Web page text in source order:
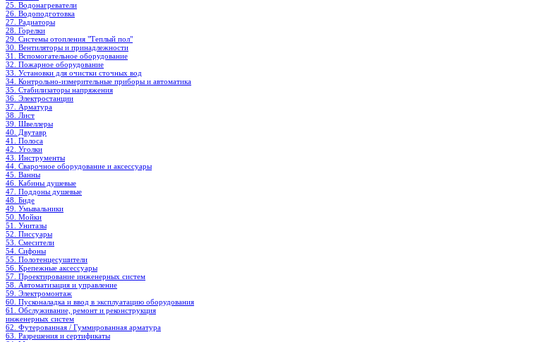
25. Водонагреватели
26. Водоподготовка
27. Радиаторы
28. Горелки
29. Системы отопления "Теплый пол"
30. Вентиляторы и принадлежности
31. Вспомогательное оборудование
32. Пожарное оборудование
33. Установки для очистки сточных вод
34. Контрольно-измерительные приборы и автоматика
35. Стабилизаторы напряжения
36. Электростанции
37. Арматура
38. Лист
39. Швеллеры
40. Двутавр
41. Полоса
42. Уголки
43. Инструменты
44. Сварочное оборудование и аксессуары
45. Ванны
46. Кабины душевые
47. Поддоны душевые
48. Биде
49. Умывальники
50. Мойки
51. Унитазы
52. Писсуары
53. Смесители
54. Сифоны
55. Полотенцесушители
56. Крепежные аксессуары
57. Проектирование инженерных систем
58. Автоматизация и управление
59. Электромонтаж
60. Пусконаладка и ввод в эксплуатацию оборудования
61. Обслуживание, ремонт и реконструкция
инженерных систем
62. Футерованная / Гуммированная арматура
63. Разрешения и сертификаты